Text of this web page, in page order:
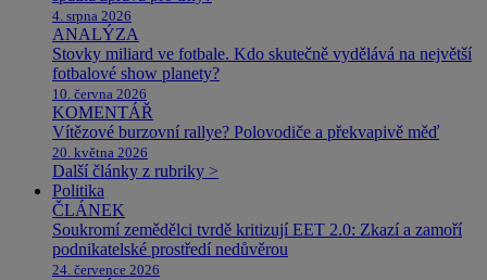
4. srpna 2026
ANALÝZA
Stovky miliard ve fotbale. Kdo skutečně vydělává na největší
fotbalové show planety?
10. června 2026
KOMENTÁŘ
Vítězové burzovní rallye? Polovodiče a překvapivě měď
20. května 2026
Další články z rubriky >
Politika
ČLÁNEK
Soukromí zemědělci tvrdě kritizují EET 2.0: Zkazí a zamoří
podnikatelské prostředí nedůvěrou
24. července 2026